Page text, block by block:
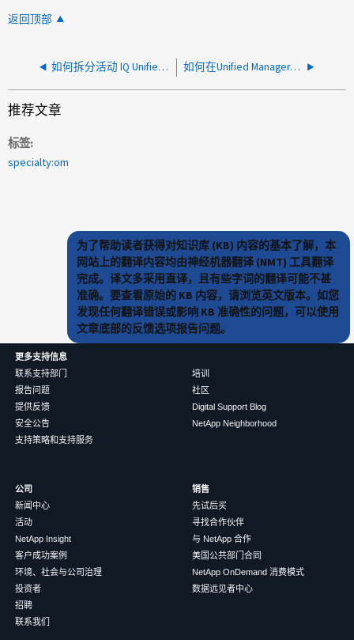
返回顶部
如何拆分活动 IQ Unified Manager 实例以进行水平扩展 如何在Unified Manager中停止与已废弃/已解决事件相关的警报
推荐文章
标签
specialty:om
为了帮助读者获得对知识库 (KB) 内容的基本了解，本
网站上的翻译内容均由神经机器翻译 (NMT) 工具翻译
完成。译文多采用直译，且有些字词的翻译可能不甚
准确。要查看原始的 KB 内容，请浏览英文版本。如您
发现任何翻译错误或影响 KB 准确性的问题，可以使用
文章底部的反馈选项报告问题。
更多支持信息
联系支持部门
报告问题
提供反馈
安全公告
支持策略和支持服务
培训
社区
Digital Support Blog
NetApp Neighborhood
公司
新闻中心
活动
NetApp Insight
客户成功案例
环境、社会与公司治理
投资者
招聘
联系我们
销售
先试后买
寻找合作伙伴
与 NetApp 合作
美国公共部门合同
NetApp OnDemand 消费模式
数据远见者中心